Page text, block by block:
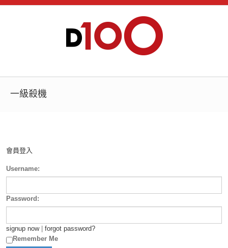
一級殺機
會員登入
Username:
Password:
signup now| forgot password?
Remember Me